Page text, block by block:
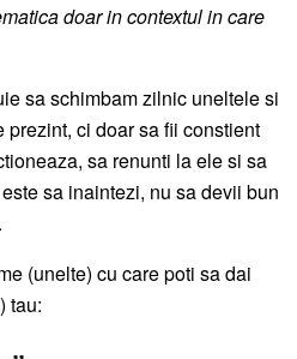
doar in contextul in care
sa schimbam zilnic uneltele si
ci doar sa fii constient
sa renunti la ele si sa
sa inaintezi, nu sa devii bun
(unelte) cu care poti sa dai
tau: